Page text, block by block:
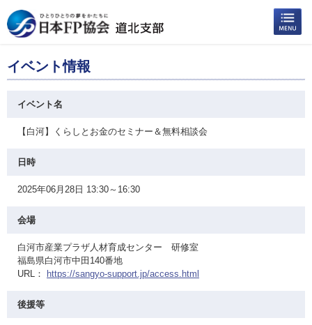
イベント情報
イベント名
【白河】くらしとお金のセミナー＆無料相談会
日時
2025年06月28日 13:30～16:30
会場
白河市産業プラザ人材育成センター 研修室
福島県白河市中田140番地
URL：
https://sangyo-support.jp/access.html
後援等